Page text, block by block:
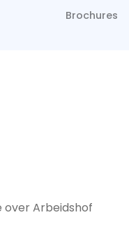
Brochures
Arbeidshof